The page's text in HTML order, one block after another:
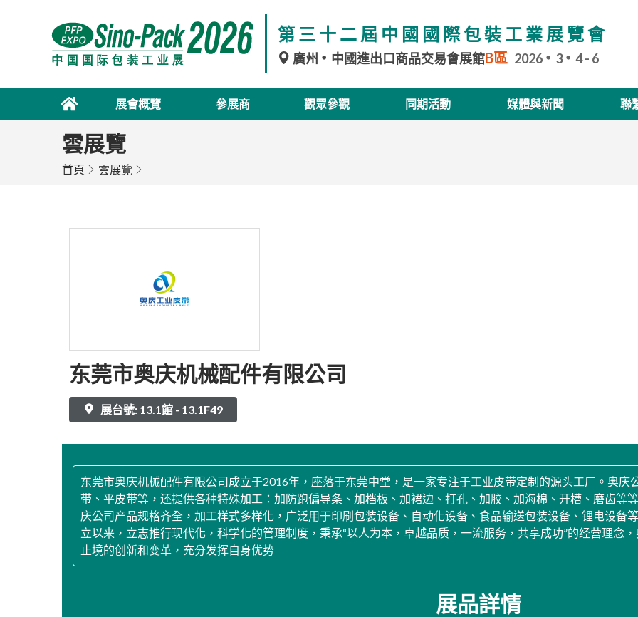
第三十二屆中國國際包裝工業展覽會
廣州 中國進出口商品交易會展館B區 2026 3 4 - 6
展會概覽 參展商 觀眾參觀 同期活動 媒體與新聞 聯
雲展覽
首頁 雲展覽
东莞市奥庆机械配件有限公司
展台號: 13.1館 - 13.1F49
东莞市奥庆机械配件有限公司成立于2016年，座落于东莞中堂，是一家专注于工业皮带定制的源头工厂。奥庆
带、平皮带等，还提供各种特殊加工：加防跑偏导条、加档板、加裙边、打孔、加胶、加海棉、开槽、磨齿等
庆公司产品规格齐全，加工样式多样化，广泛用于印刷包装设备、自动化设备、食品输送包装设备、锂电设备
立以来，立志推行现代化，科学化的管理制度，秉承“以人为本，卓越品质，一流服务，共享成功”的经营理念
止境的创新和变革，充分发挥自身优势
展品詳情